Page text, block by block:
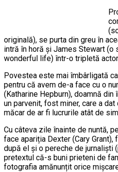
originală), se purta din greu în
intră în horă și James Stewart (o
wonderful life) într-o tripletă
Povestea este mai îmbârligată
pentru că avem de-a face cu o
(Katharine Hepburn), doamnă
un parvenit, fost miner, care a
măcar de ar fi lucrurile atât de
Cu câteva zile înainte de nuntă,
face apariția Dexter (Cary
după el și o pereche de jurnaliști
pretextul că-s buni prieteni de
fotografia amănunțit orice